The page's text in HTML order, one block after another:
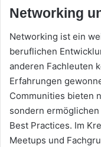
Networking
Networking ist ein
beruflichen
anderen Fachleuten
Erfahrungen
Communities bieten
sondern
Best Practices. Im
Meetups und